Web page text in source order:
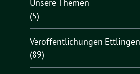
Unsere Themen
(5)
Veröffentlichungen Ettlingen
(89)